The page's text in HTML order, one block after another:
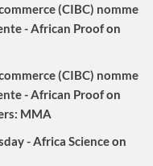
(CIBC) nomme
- African Proofon
(CIBC) nomme
- African Proofon
MMA
- Africa Scienceon